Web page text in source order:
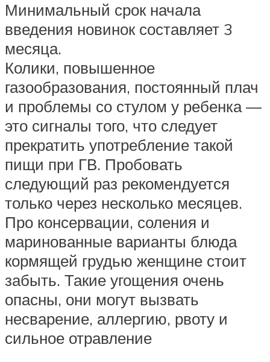
Минимальный срок начала
введения новинок составляет 3
месяца.
Колики, повышенное
газообразования, постоянный плач
и проблемы со стулом у ребенка —
это сигналы того, что следует
прекратить употребление такой
пищи при ГВ. Пробовать
следующий раз рекомендуется
только через несколько месяцев.
Про консервации, соления и
маринованные варианты блюда
кормящей грудью женщине стоит
забыть. Такие угощения очень
опасны, они могут вызвать
несварение, аллергию, рвоту и
сильное отравление